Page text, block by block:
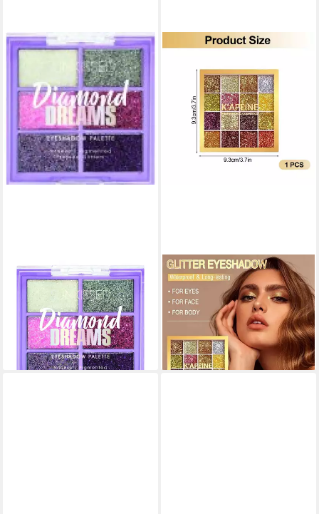
SUNKISSED
Lidschatten Diamond Dreams
Glitzer Lidschatten Palette 6 x
11,91 €
(1.804,55 €/ 1 kg)
lieferbar - in 9-11 Werktagen bei
DEBAIJIA
Lidschatten-Palette 16 Farben
Glitzer Lidschattenpalette
Hochpigmentiert Langlebig
9,99 €
lieferbar in 3 Wochen